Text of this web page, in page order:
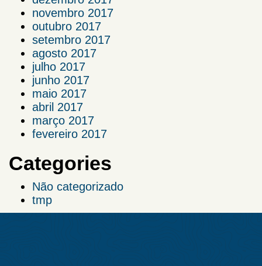
novembro 2017
outubro 2017
setembro 2017
agosto 2017
julho 2017
junho 2017
maio 2017
abril 2017
março 2017
fevereiro 2017
Categories
Não categorizado
tmp